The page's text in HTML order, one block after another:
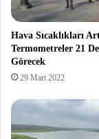
Hava Sıcaklıkları
Termometreler 21
Görecek
29 Mart 2022